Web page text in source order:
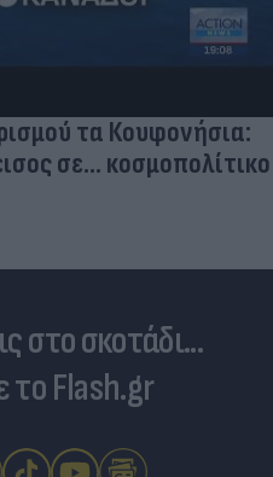
τα Κουφονήσια:
σε... κοσμοπολίτικο
στο σκοτάδι...
το Flash.gr